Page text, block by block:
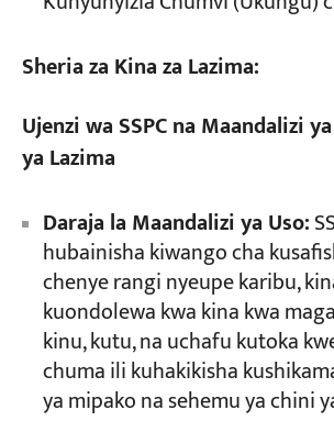
Sheria za Kina za Lazima:
Ujenzi wa SSPC na Maandalizi
ya Lazima
Daraja la Maandalizi ya Uso:
hubainisha kiwango cha
chenye rangi nyeupe karibu,
kuondolewa kwa kina kwa
kinu, kutu, na uchafu kutoka
chuma ili kuhakikisha
ya mipako na sehemu ya chini